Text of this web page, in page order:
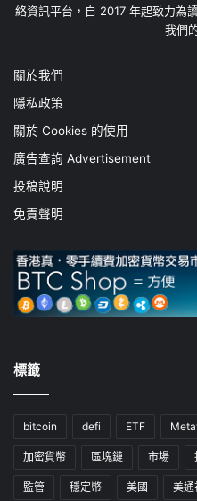
絡資訊平台，自 2017 年起致力為
我們
關於我們
隱私政策
關於 Cookies 的使用
廣告查詢 Advertisement
投稿說明
免責聲明
標籤
bitcoin defi ETF
加密貨幣 區塊鏈 市場
監管 穩定幣 美國 美通